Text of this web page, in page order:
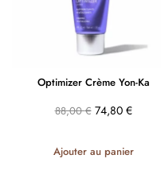
Optimizer Crème Yon-Ka
88,00€ 74,80 €
Ajouter au panier